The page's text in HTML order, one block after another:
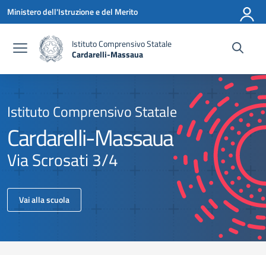
Vai ai contenuti
Vai al menu di navigazione
Vai al footer
Ministero dell'Istruzione e del Merito
Istituto Comprensivo Statale
Cardarelli-Massaua
Istituto Comprensivo Statale
Cardarelli-Massaua
Via Scrosati 3/4
Vai alla scuola